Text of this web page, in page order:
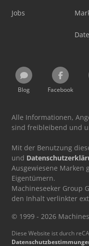
Jobs
Blog Facebook
Alle Informationen,
sind freibleibend und
Mit der Benutzung
und
Ausgewiesene Marken
Eigentümern.
Machineseeker Group
den Inhalt verlinkter
© 1999 - 2026
Diese Website ist durch